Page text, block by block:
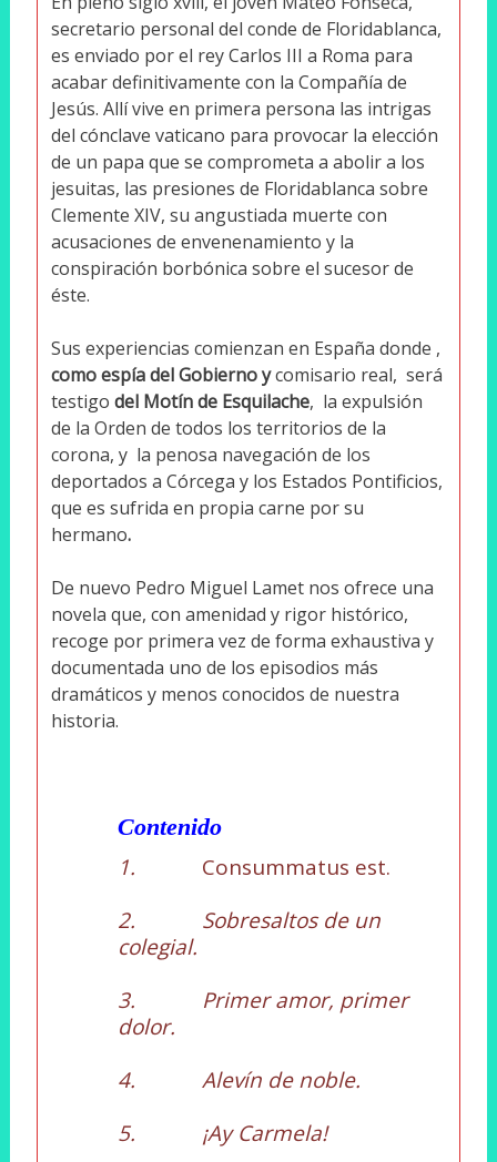
secretario personal del conde de Floridablanca,
es enviado por el rey Carlos III a Roma para
acabar definitivamente con la Compañía de
Jesús. Allí vive en primera persona las intrigas
del cónclave vaticano para provocar la elección
de un papa que se comprometa a abolir a los
jesuitas, las presiones de Floridablanca sobre
Clemente XIV, su angustiada muerte con
acusaciones de envenenamiento y la
conspiración borbónica sobre el sucesor de
éste.
Sus experiencias comienzan en España donde ,
como espía del Gobierno ycomisario real, será
testigo del Motín de Esquilache, la expulsión
de la Orden de todos los territorios de la
corona, y la penosa navegación de los
deportados a Córcega y los Estados Pontificios,
que es sufrida en propia carne por su
hermano.
De nuevo Pedro Miguel Lamet nos ofrece una
novela que, con amenidad y rigor histórico,
recoge por primera vez de forma exhaustiva y
documentada uno de los episodios más
dramáticos y menos conocidos de nuestra
historia.
Contenido
1. Consummatus est.
2. Sobresaltos de un
colegial.
3. Primer amor, primer
dolor.
4. Alevín de noble.
5. ¡Ay Carmela!